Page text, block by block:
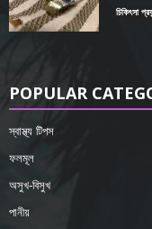
চিকিৎসা
POPULAR
স্বাস্থ্য টিপস
ফলমূল
অসুখ-বিসুখ
পানীয়